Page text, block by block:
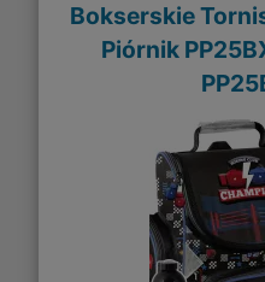
Bokserskie
Piórnik